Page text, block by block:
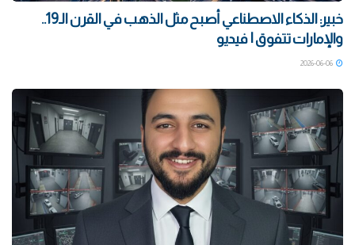
خبير: الذكاء الاصطناعي أصبح مثل الذهب في القرن الـ19..
والإمارات تتفوق | فيديو